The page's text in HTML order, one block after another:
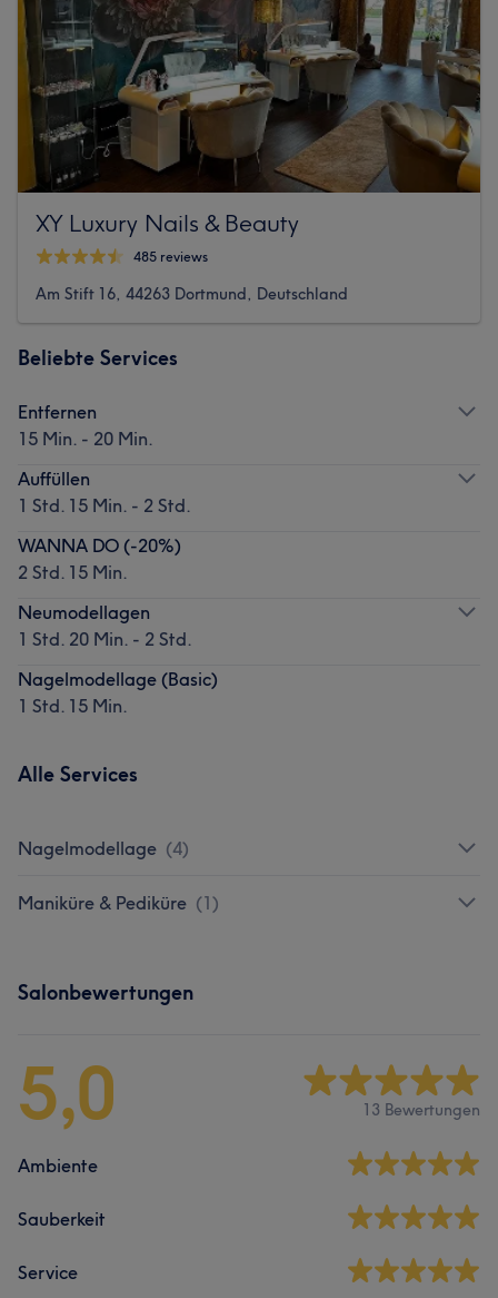
XY Luxury Nails & Beauty
485 reviews
Am Stift 16, 44263 Dortmund, Deutschland
Beliebte Services
Entfernen
15 Min. - 20 Min.
Auffüllen
1 Std. 15 Min. - 2 Std.
WANNA DO (-20%)
2 Std. 15 Min.
Neumodellagen
1 Std. 20 Min. - 2 Std.
Nagelmodellage (Basic)
1 Std. 15 Min.
Alle Services
Nagelmodellage (4)
Maniküre & Pediküre (1)
Salonbewertungen
5,0 13 Bewertungen
Ambiente
Sauberkeit
Service